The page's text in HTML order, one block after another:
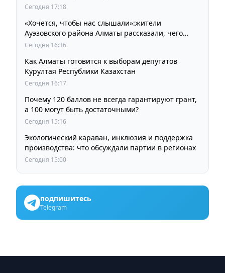
Сегодня 17:18
«Хочется, чтобы нас слышали»:жители
Ауэзовского района Алматы рассказали, чего
ждут от выборов депутатов Курултая
Сегодня 16:36
Как Алматы готовится к выборам депутатов
Курултая Республики Казахстан
Сегодня 16:17
Почему 120 баллов не всегда гарантируют грант,
а 100 могут быть достаточными?
Сегодня 15:16
Экологический караван, инклюзия и поддержка
производства: что обсуждали партии в регионах
Сегодня 15:00
подпишитесь
Telegram